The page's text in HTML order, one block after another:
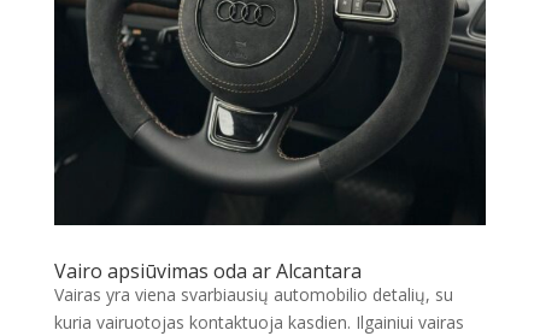
Vairo apsiūvimas oda ar Alcantara
Vairas yra viena svarbiausių automobilio detalių, su
kuria vairuotojas kontaktuoja kasdien. Ilgainiui vairas